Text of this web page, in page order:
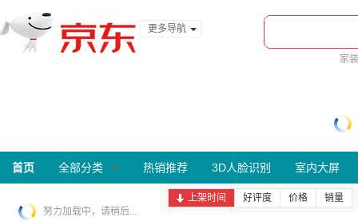
更多导航
家
首页 全部分类 热销推荐 3D人脸识别 室内大屏
努力加载中，请稍后...
上架时间 好评度 价格 销量